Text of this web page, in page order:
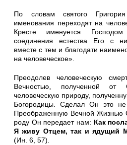
По словам святого
именования переходят на
Кресте именуется
соединения естества Его с
вместе с тем и благодати
на человеческое».
Преодолев человеческую
Вечностью, полученной
человеческую природу,
Богородицы. Сделал Он это
Преображенную Вечной Жизнью
роду Он передает нам: Как
Я живу Отцем, так и ядущий
(Ин. 6, 57).